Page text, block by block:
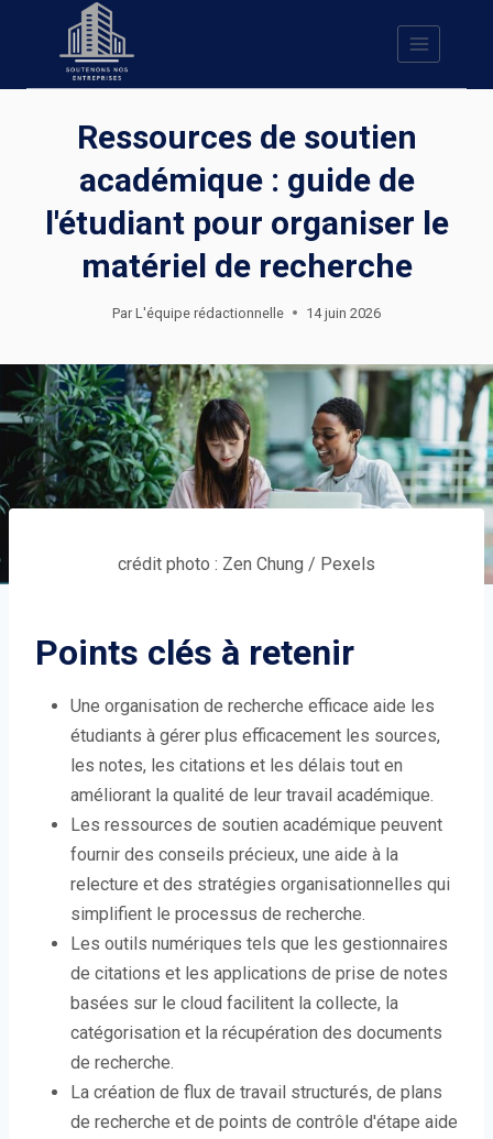
Ressources de soutien
académique : guide de
l'étudiant pour organiser le
matériel de recherche
Par L'équipe rédactionnelle 14 juin 2026
crédit photo : Zen Chung / Pexels
Points clés à retenir
Une organisation de recherche efficace aide les
étudiants à gérer plus efficacement les sources,
les notes, les citations et les délais tout en
améliorant la qualité de leur travail académique.
Les ressources de soutien académique peuvent
fournir des conseils précieux, une aide à la
relecture et des stratégies organisationnelles qui
simplifient le processus de recherche.
Les outils numériques tels que les gestionnaires
de citations et les applications de prise de notes
basées sur le cloud facilitent la collecte, la
catégorisation et la récupération des documents
de recherche.
La création de flux de travail structurés, de plans
de recherche et de points de contrôle d'étape aide